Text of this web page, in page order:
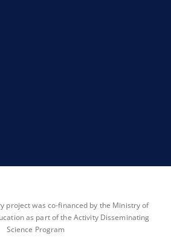
project was co-financed by the Ministry of
as part of the Activity Disseminating
Science Program